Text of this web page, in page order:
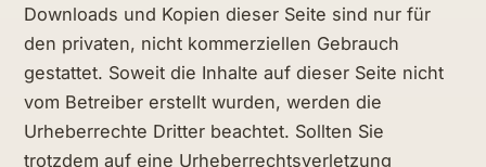
Downloads und Kopien dieser Seite sind nur für
den privaten, nicht kommerziellen Gebrauch
gestattet. Soweit die Inhalte auf dieser Seite nicht
vom Betreiber erstellt wurden, werden die
Urheberrechte Dritter beachtet. Sollten Sie
trotzdem auf eine Urheberrechtsverletzung